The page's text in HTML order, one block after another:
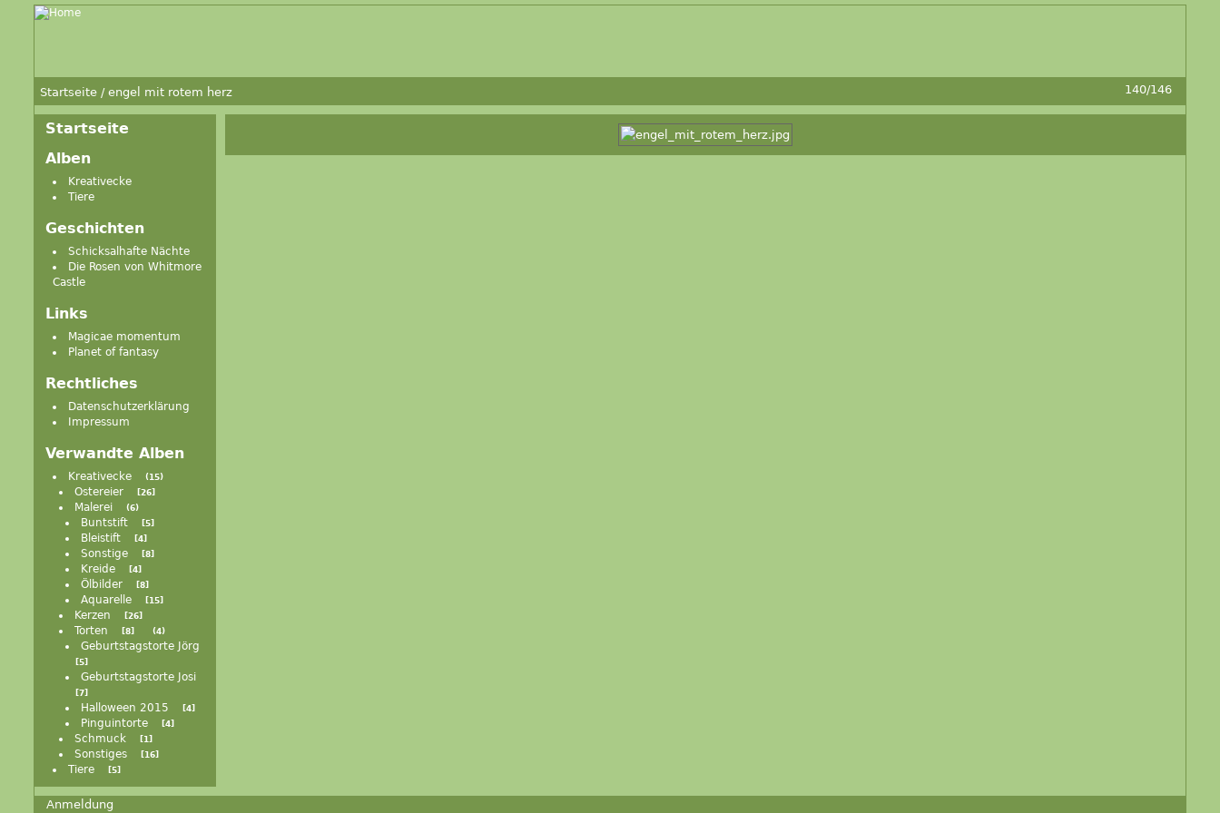
Startseite
Alben
Kreativecke
Tiere
Geschichten
Schicksalhafte Nächte
Die Rosen von Whitmore
Castle
Links
Magicae momentum
Planet of fantasy
Rechtliches
Datenschutzerklärung
Impressum
Verwandte Alben
Kreativecke 15
Ostereier 26
Malerei 6
Buntstift 5
Bleistift 4
Sonstige 8
Kreide 4
Ölbilder 8
Aquarelle 15
Kerzen 26
Torten 8 4
Geburtstagstorte Jörg
5
Geburtstagstorte Josi
7
Halloween 2015 4
Pinguintorte 4
Schmuck 1
Sonstiges 16
Tiere 5
Startseite / engel mit rotem herz 140/146
Anmeldung